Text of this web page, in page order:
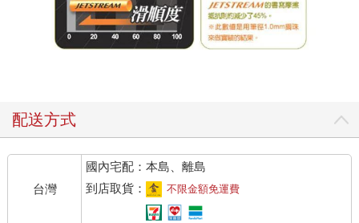
配送方式
台灣
國內宅配：本島、離島
到店取貨：
不限金額免運費